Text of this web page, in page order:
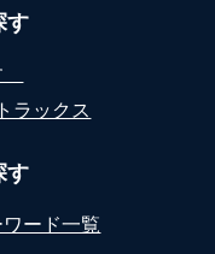
す
ラックス
す
ワード一覧